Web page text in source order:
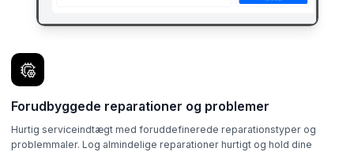
Forudbyggede reparationer og problemer
Hurtig serviceindtægt med foruddefinerede reparationstyper og
problemmaler. Log almindelige reparationer hurtigt og hold dine